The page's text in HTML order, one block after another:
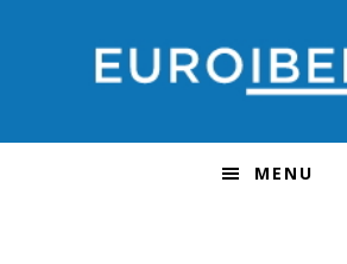
principal
MENU